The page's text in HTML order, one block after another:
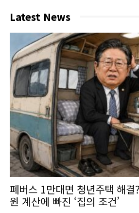
Latest News
폐버스 1만대면 청년주택 해
원 계산에 빠진 ‘집의 조건’